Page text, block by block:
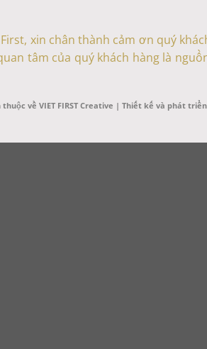
xin chân thành cảm ơn quý
tâm của quý khách hàng là
về VIET FIRST Creative | Thiết kế và phát triển